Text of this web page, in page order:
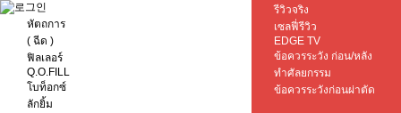
หัตถการ
( ฉีด )
ฟิลเลอร์
Q.O.FILL
โบท็อกซ์
ลักยิ้ม
รีวิวจริง
เซลฟี่รีวิว
EDGE TV
ข้อควรระวัง ก่อน/หลัง
ทำศัลยกรรม
ข้อควรระวังก่อนผ่าตัด